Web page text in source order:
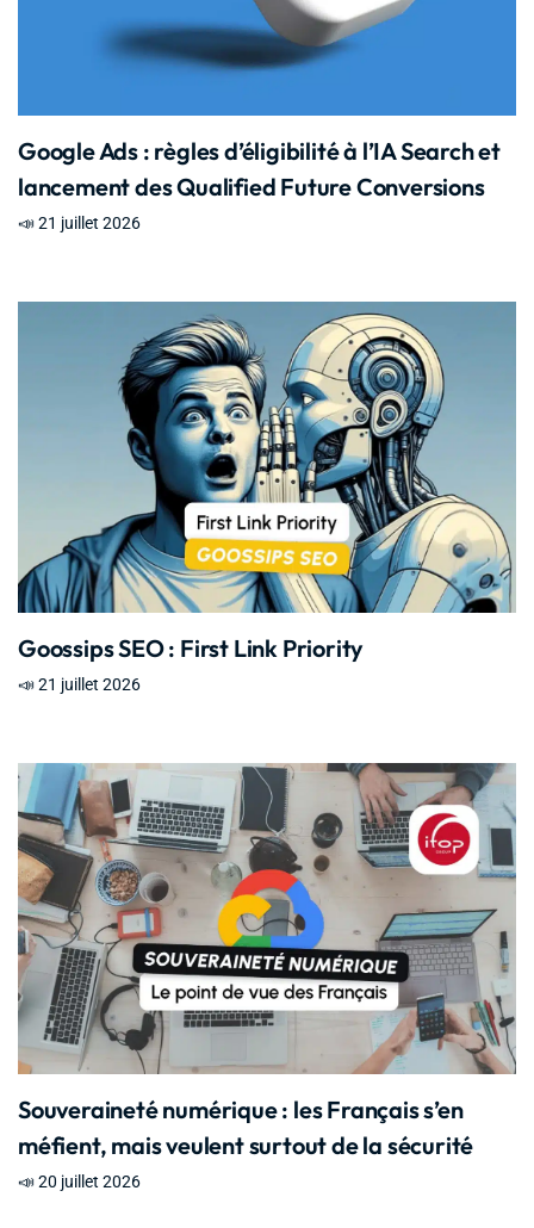
Google Ads : règles d’éligibilité à l’IA Search et
lancement des Qualified Future Conversions
📣 21 juillet 2026
Goossips SEO : First Link Priority
📣 21 juillet 2026
Souveraineté numérique : les Français s’en
méfient, mais veulent surtout de la sécurité
📣 20 juillet 2026